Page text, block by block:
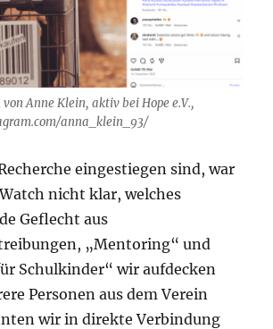
Anne Klein, aktiv bei Hope e.V.,
anna_klein_93/
eingestiegen sind, war
nicht klar, welches
Geflecht aus
„Mentoring“ und
Schulkinder“ wir aufdecken
Personen aus dem Verein
wir in direkte Verbindung